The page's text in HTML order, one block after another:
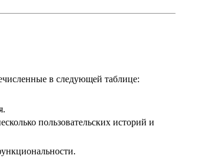
в следующей таблице:
пользовательских историй и